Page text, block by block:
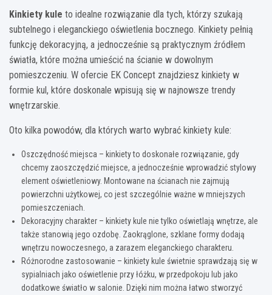
Kinkiety kule to idealne rozwiązanie dla tych, którzy szukają
subtelnego i eleganckiego oświetlenia bocznego. Kinkiety pełnią
funkcję dekoracyjną, a jednocześnie są praktycznym źródłem
światła, które można umieścić na ścianie w dowolnym
pomieszczeniu. W ofercie EK Concept znajdziesz kinkiety w
formie kul, które doskonale wpisują się w najnowsze trendy
wnętrzarskie.
Oto kilka powodów, dla których warto wybrać kinkiety kule:
Oszczędność miejsca – kinkiety to doskonałe rozwiązanie, gdy
chcemy zaoszczędzić miejsce, a jednocześnie wprowadzić stylowy
element oświetleniowy. Montowane na ścianach nie zajmują
powierzchni użytkowej, co jest szczególnie ważne w mniejszych
pomieszczeniach.
Dekoracyjny charakter – kinkiety kule nie tylko oświetlają wnętrze, ale
także stanowią jego ozdobę. Zaokrąglone, szklane formy dodają
wnętrzu nowoczesnego, a zarazem eleganckiego charakteru.
Różnorodne zastosowanie – kinkiety kule świetnie sprawdzają się w
sypialniach jako oświetlenie przy łóżku, w przedpokoju lub jako
dodatkowe światło w salonie. Dzięki nim można łatwo stworzyć